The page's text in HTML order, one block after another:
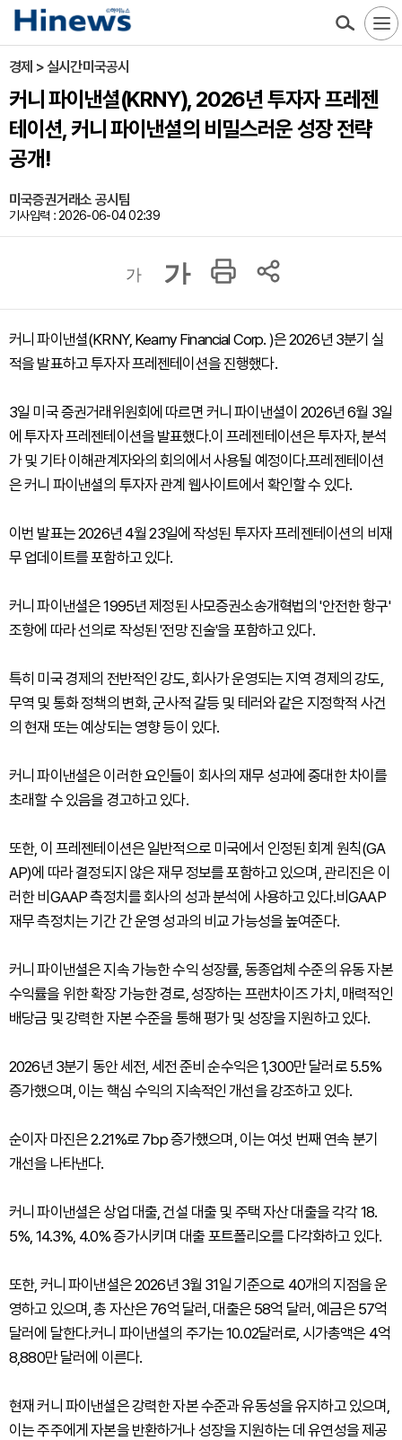
경제 > 실시간미국공시
커니 파이낸셜(KRNY), 2026년 투자자 프레젠
테이션, 커니 파이낸셜의 비밀스러운 성장 전략
공개!
미국증권거래소 공시팀
기사입력 : 2026-06-04 02:39
가 가
커니 파이낸셜(KRNY, Kearny Financial Corp. )은 2026년 3분기 실
적을 발표하고 투자자 프레젠테이션을 진행했다.
3일 미국 증권거래위원회에 따르면 커니 파이낸셜이 2026년 6월 3일
에 투자자 프레젠테이션을 발표했다.이 프레젠테이션은 투자자, 분석
가 및 기타 이해관계자와의 회의에서 사용될 예정이다.프레젠테이션
은 커니 파이낸셜의 투자자 관계 웹사이트에서 확인할 수 있다.
이번 발표는 2026년 4월 23일에 작성된 투자자 프레젠테이션의 비재
무 업데이트를 포함하고 있다.
커니 파이낸셜은 1995년 제정된 사모증권소송개혁법의 '안전한 항구'
조항에 따라 선의로 작성된 '전망 진술'을 포함하고 있다.
특히 미국 경제의 전반적인 강도, 회사가 운영되는 지역 경제의 강도,
무역 및 통화 정책의 변화, 군사적 갈등 및 테러와 같은 지정학적 사건
의 현재 또는 예상되는 영향 등이 있다.
커니 파이낸셜은 이러한 요인들이 회사의 재무 성과에 중대한 차이를
초래할 수 있음을 경고하고 있다.
또한, 이 프레젠테이션은 일반적으로 미국에서 인정된 회계 원칙(GA
AP)에 따라 결정되지 않은 재무 정보를 포함하고 있으며, 관리진은 이
러한 비GAAP 측정치를 회사의 성과 분석에 사용하고 있다.비GAAP
재무 측정치는 기간 간 운영 성과의 비교 가능성을 높여준다.
커니 파이낸셜은 지속 가능한 수익 성장률, 동종업체 수준의 유동 자본
수익률을 위한 확장 가능한 경로, 성장하는 프랜차이즈 가치, 매력적인
배당금 및 강력한 자본 수준을 통해 평가 및 성장을 지원하고 있다.
2026년 3분기 동안 세전, 세전 준비 순수익은 1,300만 달러로 5.5%
증가했으며, 이는 핵심 수익의 지속적인 개선을 강조하고 있다.
순이자 마진은 2.21%로 7bp 증가했으며, 이는 여섯 번째 연속 분기
개선을 나타낸다.
커니 파이낸셜은 상업 대출, 건설 대출 및 주택 자산 대출을 각각 18.
5%, 14.3%, 4.0% 증가시키며 대출 포트폴리오를 다각화하고 있다.
또한, 커니 파이낸셜은 2026년 3월 31일 기준으로 40개의 지점을 운
영하고 있으며, 총 자산은 76억 달러, 대출은 58억 달러, 예금은 57억
달러에 달한다.커니 파이낸셜의 주가는 10.02달러로, 시가총액은 4억
8,880만 달러에 이른다.
현재 커니 파이낸셜은 강력한 자본 수준과 유동성을 유지하고 있으며,
이는 주주에게 자본을 반환하거나 성장을 지원하는 데 유연성을 제공